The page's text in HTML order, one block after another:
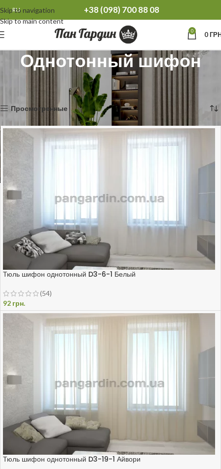
Skip to navigation
Skip to main content
RU +38 (098) 700 88 08
0 0
Однотонный шифон
Тюль однотонная
Однотонный шифон
Отображение 1–12 из 31
Просмотренные
Тюль шифон однотонный D3-6-1 Белый
(54)
92 грн.
Тюль шифон однотонный D3-19-1 Айвори